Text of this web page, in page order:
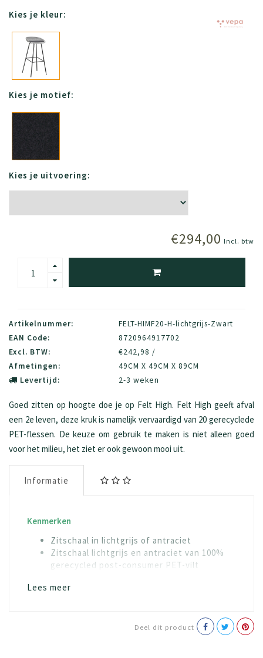
Kies je kleur:
Kies je motief:
Kies je uitvoering:
€294,00 Incl. btw
Artikelnummer:
FELT-HIMF20-H-lichtgrijs-Zwart
EAN Code:
8720964917702
Excl. BTW:
€242,98 /
Afmetingen:
49CM X 49CM X 89CM
Levertijd:
2-3 weken
Goed zitten op hoogte doe je op Felt High. Felt High geeft afval
een 2e leven, deze kruk is namelijk vervaardigd van 20 gerecyclede
PET-flessen. De keuze om gebruik te maken is niet alleen goed
voor het milieu, het ziet er ook gewoon mooi uit.
Informatie
Kenmerken
Zitschaal in lichtgrijs of antraciet
Zitschaal lichtgrijs en antraciet van 100%
gerecycled post-consumer PET-vilt
metalen voetensteun
Lees meer
Deel dit product